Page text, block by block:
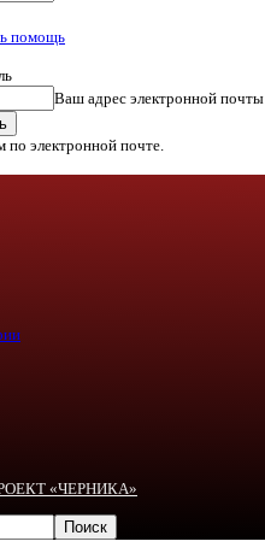
помощь
Ваш адрес электронной почты
по электронной почте.
«ЧЕРНИКА»